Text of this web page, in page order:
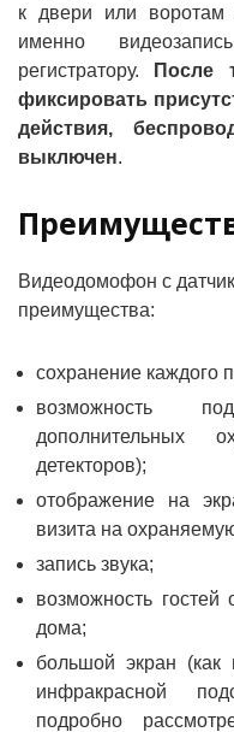
к двери или воротам
именно
регистратору.
После
фиксировать
действия,
выключен.
Видеодомофон с
преимущества:
сохранение каждого
возможность
дополнительных
детекторов);
отображение на
визита на
запись звука;
возможность гостей
дома;
большой экран
инфракрасной
подробно